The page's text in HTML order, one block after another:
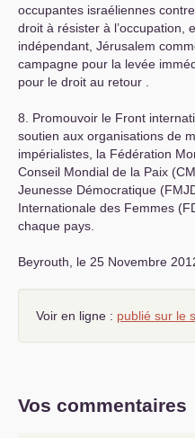
occupantes israéliennes
droit à résister à l’occupation,
indépendant, Jérusalem
campagne pour la levée
pour le droit au retour .
8. Promouvoir le Front
soutien aux organisations de
impérialistes, la Fédération
Conseil Mondial de la Paix (
Jeunesse Démocratique (
Internationale des Femmes (
chaque pays.
Beyrouth, le 25 Novembre
Voir en ligne : publié sur le
Vos commentaires